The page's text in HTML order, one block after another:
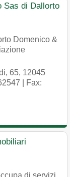
Sas di Dallorto
Domenico &
65, 12045
| Fax:
di servizi